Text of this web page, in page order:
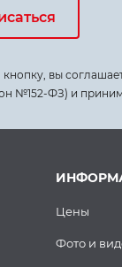
вы
№152-ФЗ) и
Цены
Фото и